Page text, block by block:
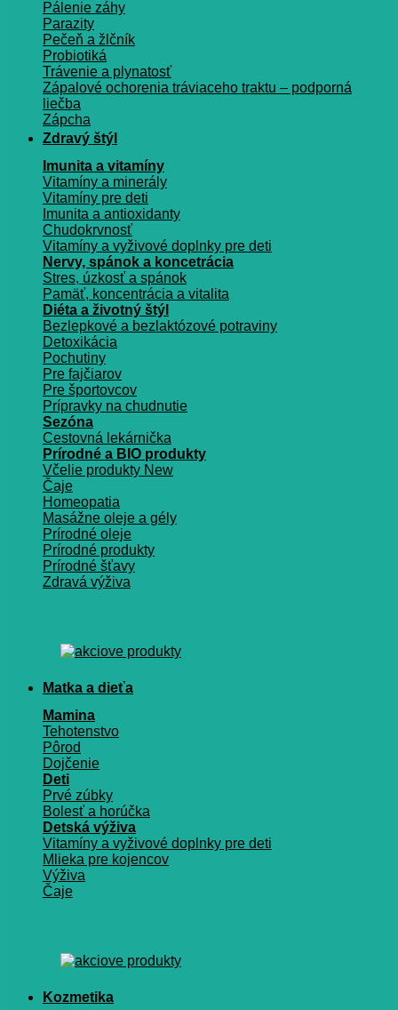
Pálenie záhy
Parazity
Pečeň a žlčník
Probiotiká
Trávenie a plynatosť
Zápalové ochorenia tráviaceho traktu – podporná
liečba
Zápcha
Zdravý štýl
Imunita a vitamíny
Vitamíny a minerály
Vitamíny pre deti
Imunita a antioxidanty
Chudokrvnosť
Vitamíny a vyživové doplnky pre deti
Nervy, spánok a koncetrácia
Stres, úzkosť a spánok
Pamäť, koncentrácia a vitalita
Diéta a životný štýl
Bezlepkové a bezlaktózové potraviny
Detoxikácia
Pochutiny
Pre fajčiarov
Pre športovcov
Prípravky na chudnutie
Sezóna
Cestovná lekárnička
Prírodné a BIO produkty
Včelie produkty
Čaje
Homeopatia
Masážne oleje a gély
Prírodné oleje
Prírodné produkty
Prírodné šťavy
Zdravá výživa
Matka a dieťa
Mamina
Tehotenstvo
Pôrod
Dojčenie
Deti
Prvé zúbky
Bolesť a horúčka
Detská výživa
Vitamíny a vyživové doplnky pre deti
Mlieka pre kojencov
Výživa
Čaje
Kozmetika